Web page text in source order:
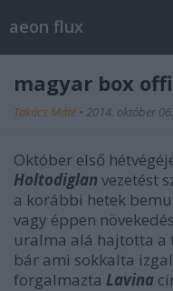
aeon flux
magyar box
Takács Máté • 2014. október 06.
Október első
Holtodiglan vezetést
a korábbi hetek
vagy éppen
uralma alá hajtotta
bár ami sokkalta
forgalmazta Lavina